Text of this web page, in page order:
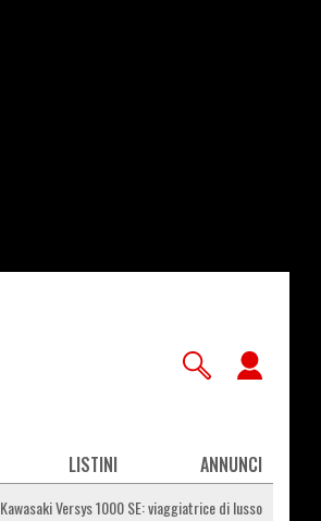
LISTINI ANNUNCI
Kawasaki Versys 1000 SE: viaggiatrice di lusso